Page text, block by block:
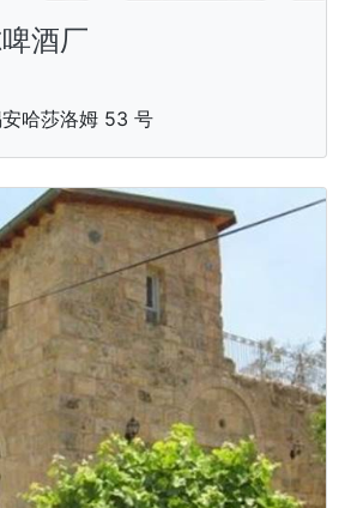
酒厂
哈莎洛姆 53 号